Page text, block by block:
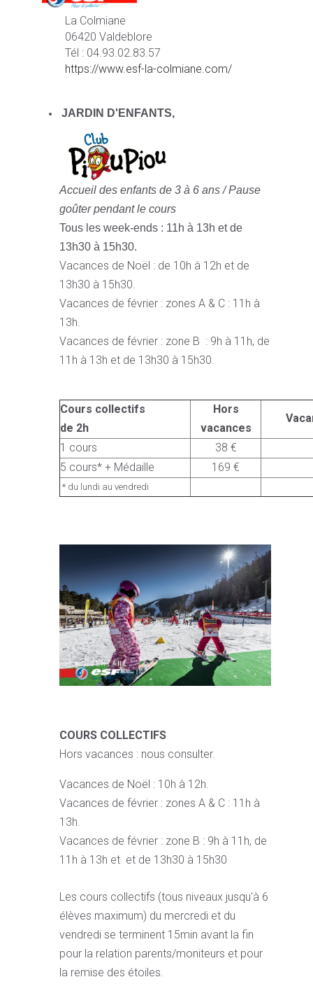
La Colmiane
06420 Valdeblore
Tél : 04.93.02.83.57
https://www.esf-la-colmiane.com/
JARDIN D'ENFANTS,
Accueil des enfants de 3 à 6 ans /Pause
goûter pendant le cours
Tous les week-ends : 11h à 13h et de
13h30 à 15h30.
Vacances de Noël : de 10h à 12h et de
13h30 à 15h30.
Vacances de février : zones A & C : 11h à
13h.
Vacances de février : zone B : 9h à 11h, de
11h à 13h et de 13h30 à 15h30.
Cours collectifs
de 2h
Hors
vacances
1 cours
38 €
5 cours* + Médaille
169 €
* du lundi au vendredi
COURS COLLECTIFS
Hors vacances : nous consulter.
Vacances de Noël : 10h à 12h.
Vacances de février : zones A & C : 11h à
13h.
Vacances de février : zone B : 9h à 11h, de
11h à 13h et et de 13h30 à 15h30
Les cours collectifs (tous niveaux jusqu'à 6
élèves maximum) du mercredi et du
vendredi se terminent 15min avant la fin
pour la relation parents/moniteurs et pour
la remise des étoiles.